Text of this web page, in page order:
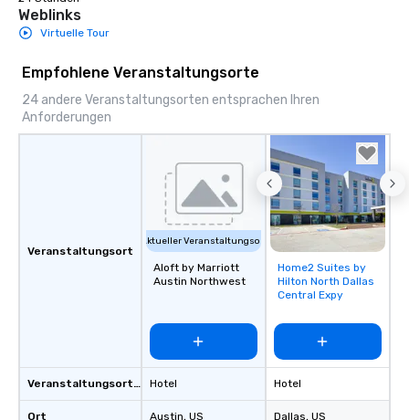
Weblinks
Virtuelle Tour
Empfohlene Veranstaltungsorte
24 andere Veranstaltungsorten entsprachen Ihren
Anforderungen
Veranstaltungsort
Veranstaltungsortstyp
Ort
Aktueller Veranstaltungsort
Aloft by Marriott
Austin Northwest
Hotel
Austin, US
Removed from
favorites
Home2 Suites by
Hilton North Dallas
Central Expy
Hotel
Dallas, US